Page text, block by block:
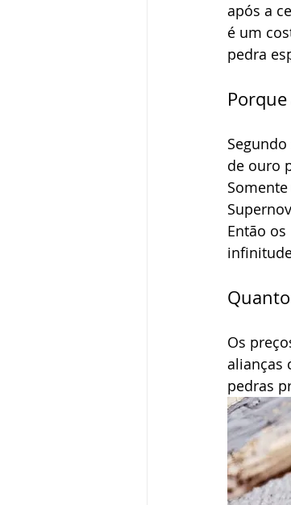
após a
é um
pedra
de ouro
Então
Os
alianças
pedras